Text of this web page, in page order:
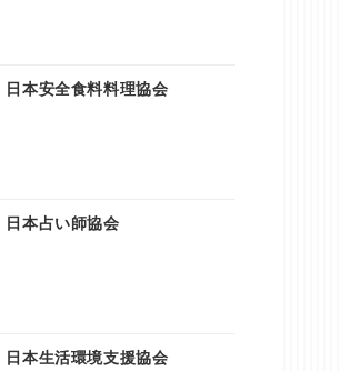
日本安全食料料理協会
日本占い師協会
日本生活環境支援協会